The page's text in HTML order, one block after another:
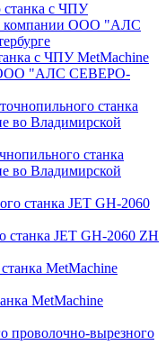
с ЧПУ MetMachine
ООО "АЛС СЕВЕРО-
станка
во Владимирской
станка JET GH-2060 ZH
MetMachine